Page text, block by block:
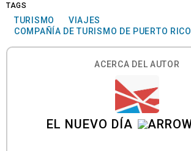
TAGS
TURISMO
VIAJES
COMPAÑÍA DE TURISMO DE PUERTO RICO
ACERCA DEL AUTOR
EL NUEVO DÍA